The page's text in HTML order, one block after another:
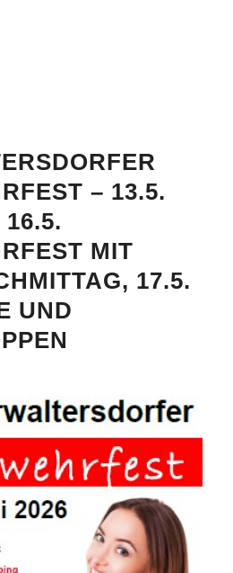
– 13.5.
MIT
17.5.
UND